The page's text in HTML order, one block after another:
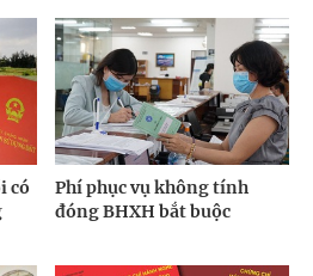
có
Phí phục vụ không tính
đóng BHXH bắt buộc